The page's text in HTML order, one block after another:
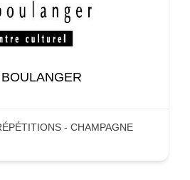
- CHAMPAGNE